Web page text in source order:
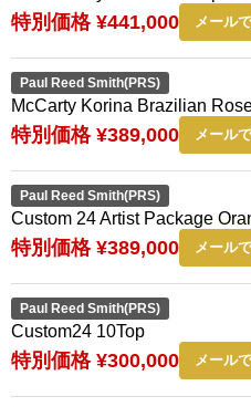
特別価格 ¥441,000 メール
Paul Reed Smith(PRS)
McCarty Korina Brazilian
特別価格 ¥389,000 メール
Paul Reed Smith(PRS)
Custom 24 Artist Package
特別価格 ¥389,000 メール
Paul Reed Smith(PRS)
Custom24 10Top
特別価格 ¥300,000 メール